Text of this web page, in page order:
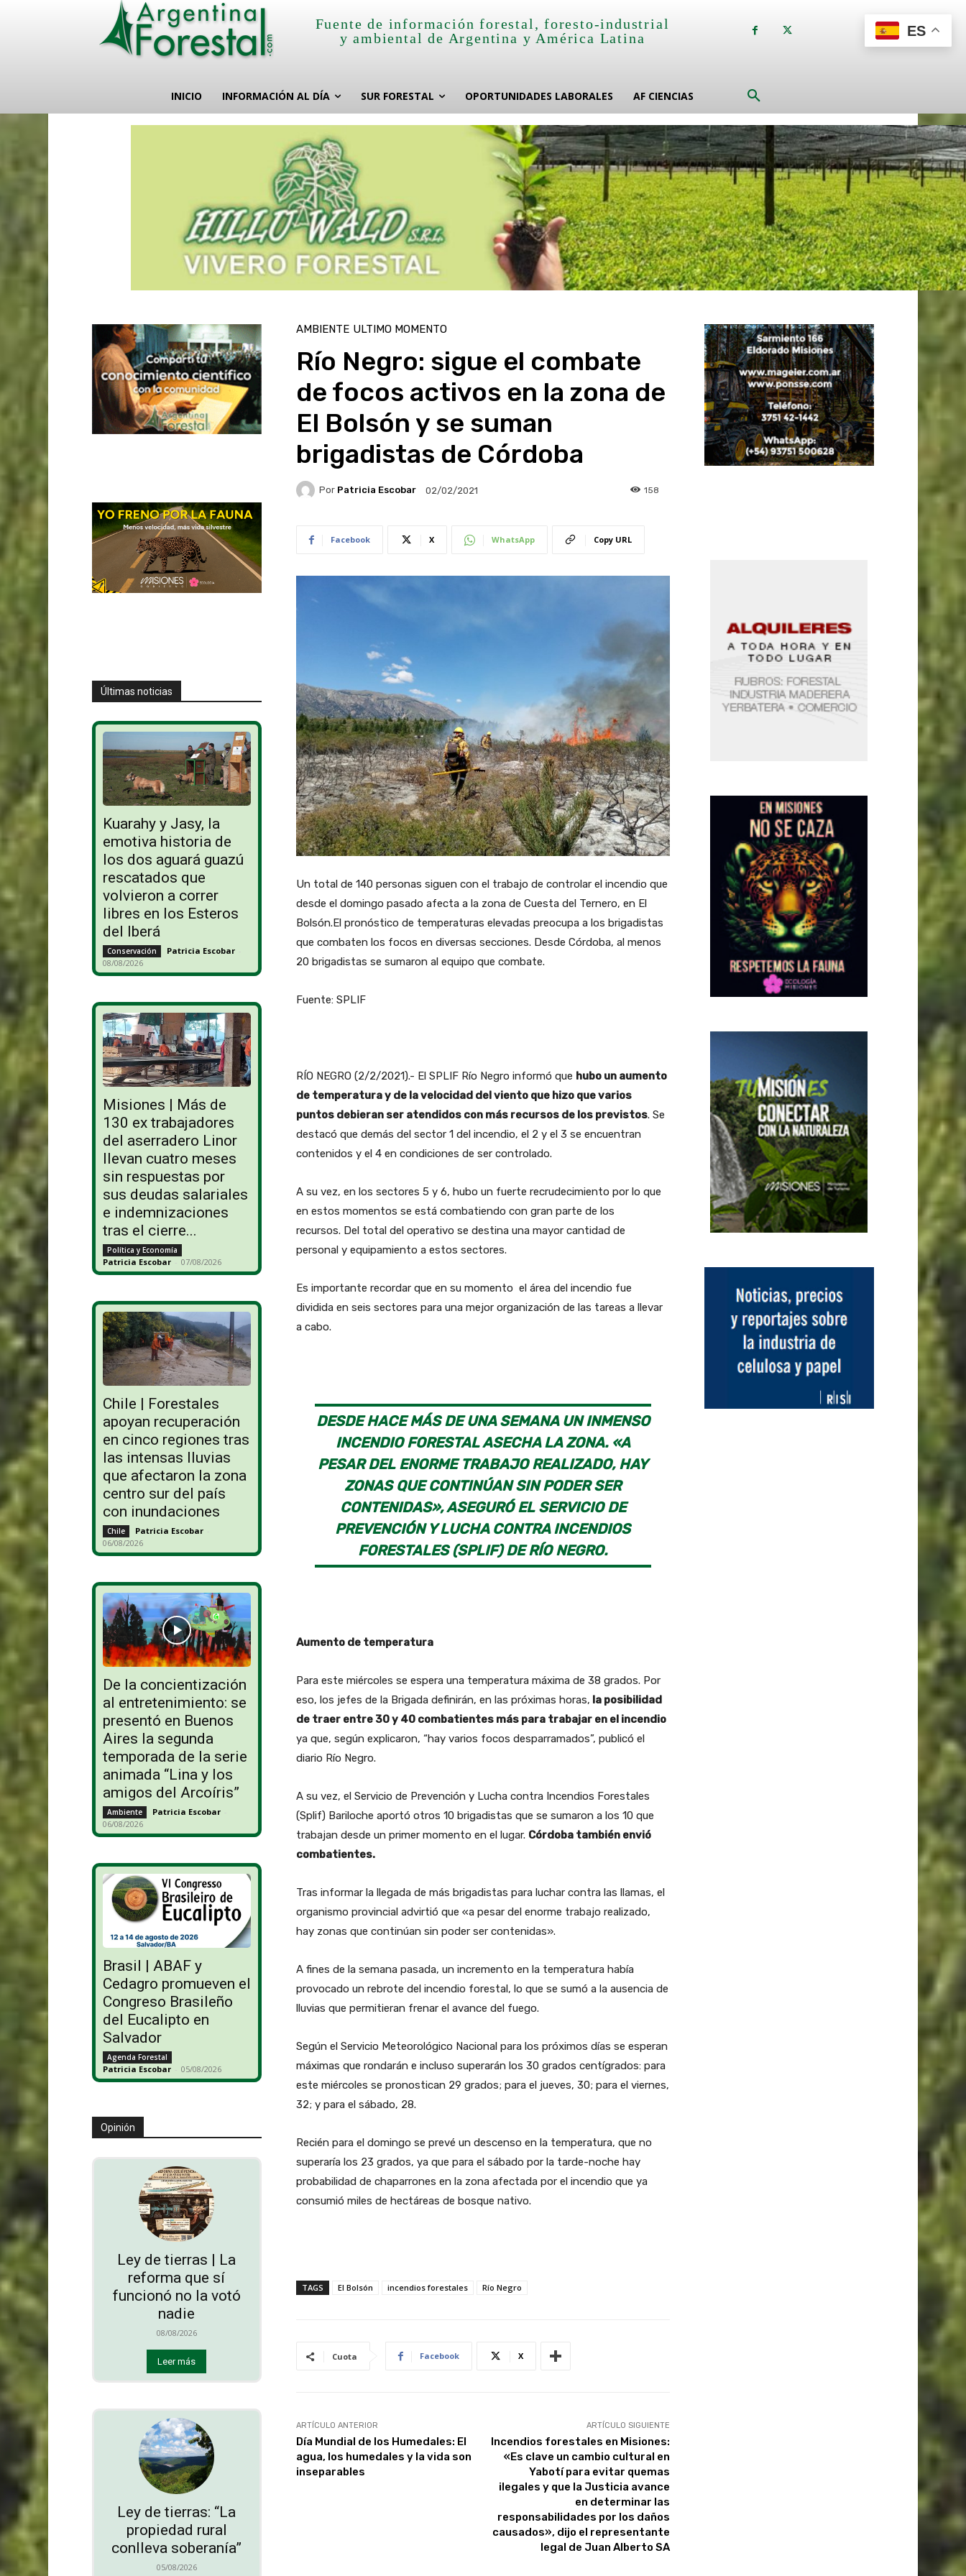
Fuente de información forestal, foresto-industrial
y ambiental de Argentina y América Latina
INICIO INFORMACIÓN AL DÍA SUR FORESTAL OPORTUNIDADES LABORALES AF CIENCIAS
Últimas noticias
Kuarahy y Jasy, la
emotiva historia de
los dos aguará guazú
rescatados que
volvieron a correr
libres en los Esteros
del Iberá
Conservación Patricia Escobar -
08/08/2026
Misiones | Más de
130 ex trabajadores
del aserradero Linor
llevan cuatro meses
sin respuestas por
sus deudas salariales
e indemnizaciones
tras el cierre...
Política y Economía
Patricia Escobar - 07/08/2026
Chile | Forestales
apoyan recuperación
en cinco regiones tras
las intensas lluvias
que afectaron la zona
centro sur del país
con inundaciones
Chile Patricia Escobar -
06/08/2026
De la concientización
al entretenimiento: se
presentó en Buenos
Aires la segunda
temporada de la serie
animada “Lina y los
amigos del Arcoíris”
Ambiente Patricia Escobar -
06/08/2026
Brasil | ABAF y
Cedagro promueven el
Congreso Brasileño
del Eucalipto en
Salvador
Agenda Forestal
Patricia Escobar - 05/08/2026
Opinión
Ley de tierras | La
reforma que sí
funcionó no la votó
nadie
08/08/2026
Leer más
Ley de tierras: “La
propiedad rural
conlleva soberanía”
05/08/2026
AMBIENTE ULTIMO MOMENTO
Río Negro: sigue el combate
de focos activos en la zona de
El Bolsón y se suman
brigadistas de Córdoba
Por Patricia Escobar 02/02/2021 158
Facebook X WhatsApp Copy URL
Un total de 140 personas siguen con el trabajo de controlar el incendio que
desde el domingo pasado afecta a la zona de Cuesta del Ternero, en El
Bolsón.El pronóstico de temperaturas elevadas preocupa a los brigadistas
que combaten los focos en diversas secciones. Desde Córdoba, al menos
20 brigadistas se sumaron al equipo que combate.
Fuente: SPLIF
RÍO NEGRO (2/2/2021).- El SPLIF Río Negro informó que hubo un aumento
de temperatura y de la velocidad del viento que hizo que varios
puntos debieran ser atendidos con más recursos de los previstos. Se
destacó que demás del sector 1 del incendio, el 2 y el 3 se encuentran
contenidos y el 4 en condiciones de ser controlado.
A su vez, en los sectores 5 y 6, hubo un fuerte recrudecimiento por lo que
en estos momentos se está combatiendo con gran parte de los
recursos. Del total del operativo se destina una mayor cantidad de
personal y equipamiento a estos sectores.
Es importante recordar que en su momento el área del incendio fue
dividida en seis sectores para una mejor organización de las tareas a llevar
a cabo.
DESDE HACE MÁS DE UNA SEMANA UN INMENSO
INCENDIO FORESTAL ASECHA LA ZONA. «A
PESAR DEL ENORME TRABAJO REALIZADO, HAY
ZONAS QUE CONTINÚAN SIN PODER SER
CONTENIDAS», ASEGURÓ EL SERVICIO DE
PREVENCIÓN Y LUCHA CONTRA INCENDIOS
FORESTALES (SPLIF) DE RÍO NEGRO.
Aumento de temperatura
Para este miércoles se espera una temperatura máxima de 38 grados. Por
eso, los jefes de la Brigada definirán, en las próximas horas, la posibilidad
de traer entre 30 y 40 combatientes más para trabajar en el incendio
ya que, según explicaron, “hay varios focos desparramados”, publicó el
diario Río Negro.
A su vez, el Servicio de Prevención y Lucha contra Incendios Forestales
(Splif) Bariloche aportó otros 10 brigadistas que se sumaron a los 10 que
trabajan desde un primer momento en el lugar. Córdoba también envió
combatientes.
Tras informar la llegada de más brigadistas para luchar contra las llamas, el
organismo provincial advirtió que «a pesar del enorme trabajo realizado,
hay zonas que continúan sin poder ser contenidas».
A fines de la semana pasada, un incremento en la temperatura había
provocado un rebrote del incendio forestal, lo que se sumó a la ausencia de
lluvias que permitieran frenar el avance del fuego.
Según el Servicio Meteorológico Nacional para los próximos días se esperan
máximas que rondarán e incluso superarán los 30 grados centígrados: para
este miércoles se pronostican 29 grados; para el jueves, 30; para el viernes,
32; y para el sábado, 28.
Recién para el domingo se prevé un descenso en la temperatura, que no
superaría los 23 grados, ya que para el sábado por la tarde-noche hay
probabilidad de chaparrones en la zona afectada por el incendio que ya
consumió miles de hectáreas de bosque nativo.
TAGS El Bolsón incendios forestales Río Negro
Cuota Facebook X
ARTÍCULO ANTERIOR
Día Mundial de los Humedales: El
agua, los humedales y la vida son
inseparables
ARTÍCULO SIGUIENTE
Incendios forestales en Misiones:
«Es clave un cambio cultural en
Yabotí para evitar quemas
ilegales y que la Justicia avance
en determinar las
responsabilidades por los daños
causados», dijo el representante
legal de Juan Alberto SA
ES